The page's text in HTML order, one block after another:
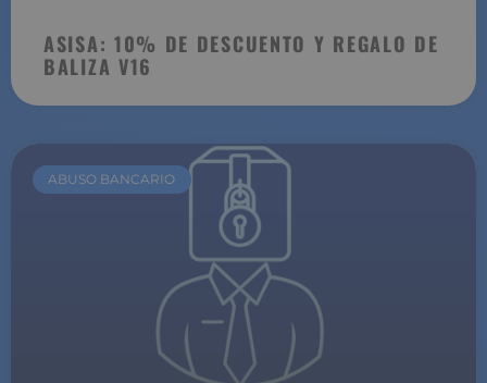
ASISA: 10% DE DESCUENTO Y REGALO DE
BALIZA V16
ABUSO BANCARIO